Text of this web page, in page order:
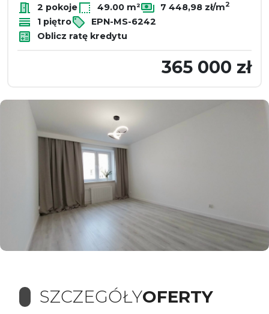
2 pokoje 49.00 m² 7 448,98 zł/m2
1 piętro
EPN-MS-6242
Oblicz ratę kredytu
365 000 zł
SZCZEGÓŁYOFERTY